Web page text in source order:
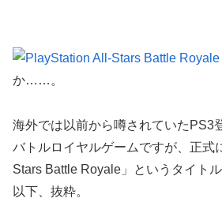
か……。
海外では以前から噂されていたPS3
バトルロイヤルゲームですが、正式
Stars Battle Royale」というタイト
以下、抜粋。